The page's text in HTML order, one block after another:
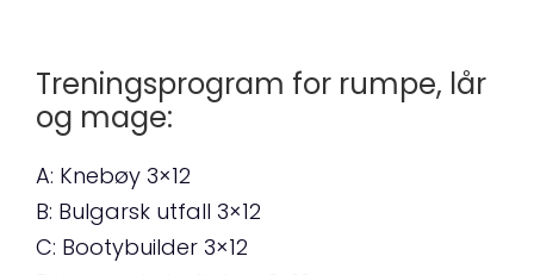
Treningsprogram for rumpe, lår
og mage:
A: Knebøy 3×12
B: Bulgarsk utfall 3×12
C: Bootybuilder 3×12